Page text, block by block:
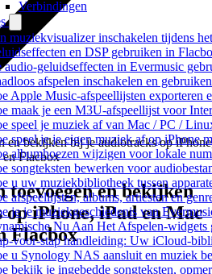
Verbindingen
muziekvisualizer inschakelen tijdens
en DSP gebruiken in
audio-geluidseffecten in Evermusic
afspelen inschakelen en
Apple Music-afspeellijsten exporteren
maak je een M3U-afspeellijst voor
speel je muziek af van Mac / PC /
speel je je eigen muziek af op iPhone
albumhoezen wijzigen voor lokale
songteksten bewerken voor
u uw muziekbibliotheek tussen
afspeellijsten, albums, artiesten en
je je muziekgeschiedenis van
Nu Aan Het Afspelen-
voor-stap handleiding: Uw iCloud-
u Synology NAS aansluit en muziek
bekijk je ingebedde songteksten,
en bekijken bij je audiotracks op
en Flacbox
toevoegen en bekijken
iPhone, iPad en Mac
Flacbox